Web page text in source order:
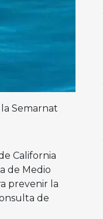
Semarnat
California
de Medio
prevenir la
de